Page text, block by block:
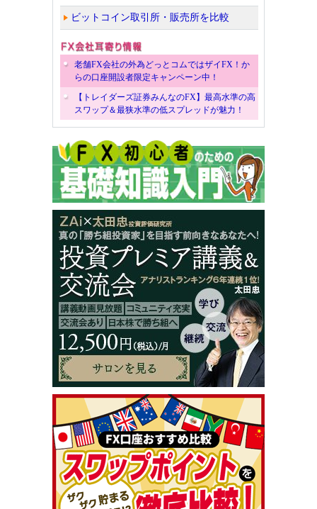
ビットコイン取引所・販売所を比較
老舗FX会社の外為どっとコムではザイFX！か
らの口座開設者限定キャンペーン中！
【トレイダーズ証券みんなのFX】最高水準の高
スワップ＆最狭水準の低スプレッドが魅力！